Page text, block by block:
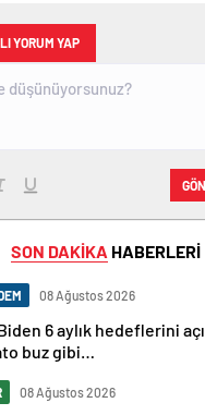
YORUM YAP
SON DAKİKA HABERLERİ
08 Ağustos 2026
6 aylık hedeflerini
buz gibi…
08 Ağustos 2026